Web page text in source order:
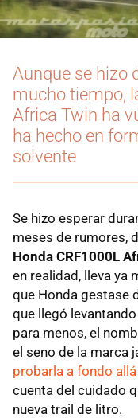
Aunque se hizo
mucho tiempo,
Africa Twin ha
ha hecho en
solvente
Se hizo esperar
meses de rumores,
Honda CRF1000L
en realidad, lleva ya
que Honda gestase
que llegó
para menos, el
el seno de la marca
probarla a fondo
cuenta del cuidado
nueva trail de litro.